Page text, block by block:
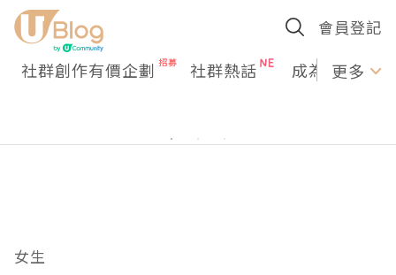
會員登記
社群創作有價企劃 社群熱話 成為U更多
女生